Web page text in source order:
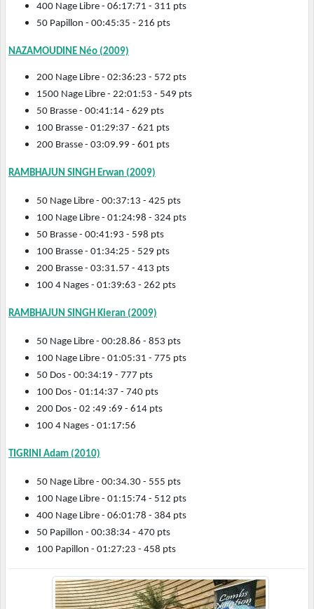
400 Nage Libre - 06:17:71 - 311 pts
50 Papillon - 00:45:35 - 216 pts
NAZAMOUDINE Néo (2009)
200 Nage Libre - 02:36:23 - 572 pts
1500 Nage Libre - 22:01:53 - 549 pts
50 Brasse - 00:41:14 - 629 pts
100 Brasse - 01:29:37 - 621 pts
200 Brasse - 03:09.99 - 601 pts
RAMBHAJUN SINGH Erwan (2009)
50 Nage Libre - 00:37:13 - 425 pts
100 Nage Libre - 01:24:98 - 324 pts
50 Brasse - 00:41:93 - 598 pts
100 Brasse - 01:34:25 - 529 pts
200 Brasse - 03:31.57 - 413 pts
100 4 Nages - 01:39:63 - 262 pts
RAMBHAJUN SINGH Kieran (2009)
50 Nage Libre - 00:28.86 - 853 pts
100 Nage Libre - 01:05:31 - 775 pts
50 Dos - 00:34:19 - 777 pts
100 Dos - 01:14:37 - 740 pts
200 Dos - 02 :49 :69 - 614 pts
100 4 Nages - 01:17:56
TIGRINI Adam (2010)
50 Nage Libre - 00:34.30 - 555 pts
100 Nage Libre - 01:15:74 - 512 pts
400 Nage Libre - 06:01:78 - 384 pts
50 Papillon - 00:38:34 - 470 pts
100 Papillon - 01:27:23 - 458 pts